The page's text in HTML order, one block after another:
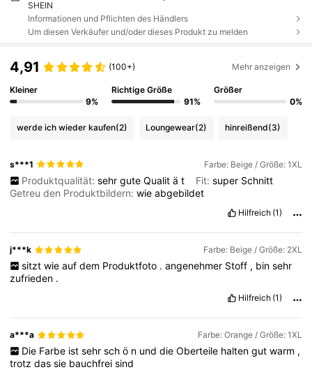
SHEIN
Informationen und Pflichten des Händlers
Um diesen Verkäufer und/oder dieses Produkt zu melden
4,91 (100+) Mehr anzeigen
Kleiner
9%
Richtige Größe
91%
Größer
0%
werde ich wieder kaufen(2) Loungewear(2) hinreißend(3)
s***1 Farbe: Beige / Größe: 1XL
Produktqualität: sehr gute Qualit ä t Fit: super Schnitt
Getreu den Produktbildern:wieabgebildet
Hilfreich (1)
j***k Farbe: Beige / Größe: 2XL
sitzt wie auf dem Produktfoto . angenehmer Stoff , bin sehr
zufrieden .
Hilfreich (1)
a***a Farbe: Orange / Größe: 1XL
Die Farbe ist sehr sch ö n und die Oberteile halten gut warm ,
trotzdassie bauchfreisind